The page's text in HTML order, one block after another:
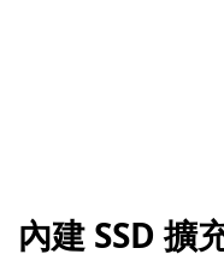
內建 SSD 擴